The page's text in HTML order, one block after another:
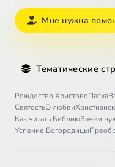
Мне нужна
Тематические
Рождество ХристовоПасха
СвятостьО любви
Как читать БиблиюЗачем
Успение Богородицы